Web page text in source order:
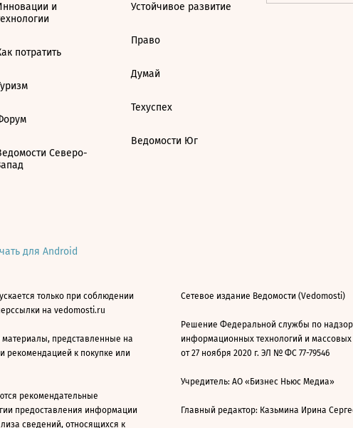
и
потратить
Северо-
Устойчивое развитие
Право
Думай
Техуспех
Ведомости Юг
для Android
только при соблюдении
на vedomosti.ru
материалы, представленные на
рекомендацией к покупке или
рекомендательные
предоставления информации
сведений, относящихся к
Сетевое издание Ведомости (Vedomosti)
Решение Федеральной службы по
информационных технологий и
от 27 ноября 2020 г. ЭЛ № ФС 77-79546
Учредитель: АО «Бизнес Ньюс Медиа»
Главный редактор: Казьмина Ирина